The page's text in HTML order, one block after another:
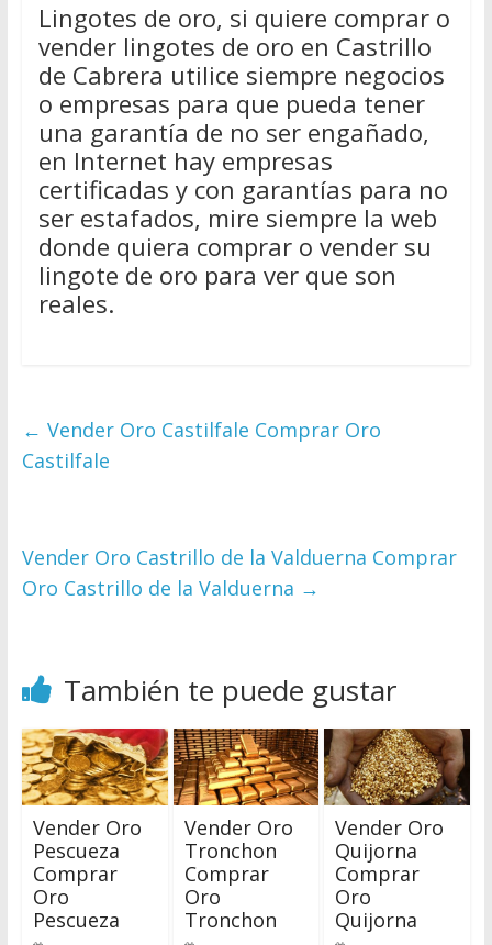
Lingotes de oro, si quiere comprar o
vender lingotes de oro en Castrillo
de Cabrera utilice siempre negocios
o empresas para que pueda tener
una garantía de no ser engañado,
en Internet hay empresas
certificadas y con garantías para no
ser estafados, mire siempre la web
donde quiera comprar o vender su
lingote de oro para ver que son
reales.
← Vender Oro Castilfale Comprar Oro
Castilfale
Vender Oro Castrillo de la Valduerna Comprar
Oro Castrillo de la Valduerna →
También te puede gustar
Vender Oro
Pescueza
Comprar
Oro
Pescueza
Vender Oro
Tronchon
Comprar
Oro
Tronchon
Vender Oro
Quijorna
Comprar
Oro
Quijorna